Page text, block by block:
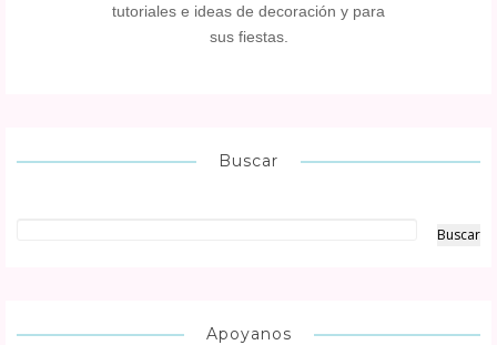
tutoriales e ideas de decoración y para
sus fiestas.
Buscar
Apoyanos